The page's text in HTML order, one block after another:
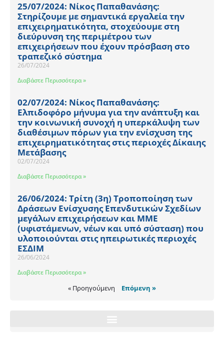
25/07/2024: Νίκος Παπαθανάσης:
Στηρίζουμε με σημαντικά εργαλεία την
επιχειρηματικότητα, στοχεύουμε στη
διεύρυνση της περιμέτρου των
επιχειρήσεων που έχουν πρόσβαση στο
τραπεζικό σύστημα
26/07/2024
Διαβάστε Περισσότερα »
02/07/2024: Νίκος Παπαθανάσης:
Ελπιδοφόρο μήνυμα για την ανάπτυξη και
την κοινωνική συνοχή η υπερκάλυψη των
διαθέσιμων πόρων για την ενίσχυση της
επιχειρηματικότητας στις περιοχές Δίκαιης
Μετάβασης
02/07/2024
Διαβάστε Περισσότερα »
26/06/2024: Τρίτη (3η) Τροποποίηση των
Δράσεων Ενίσχυσης Επενδυτικών Σχεδίων
μεγάλων επιχειρήσεων και ΜΜΕ
(υφιστάμενων, νέων και υπό σύσταση) που
υλοποιούνται στις ηπειρωτικές περιοχές
ΕΣΔΙΜ
26/06/2024
Διαβάστε Περισσότερα »
« Προηγούμενη Επόμενη »